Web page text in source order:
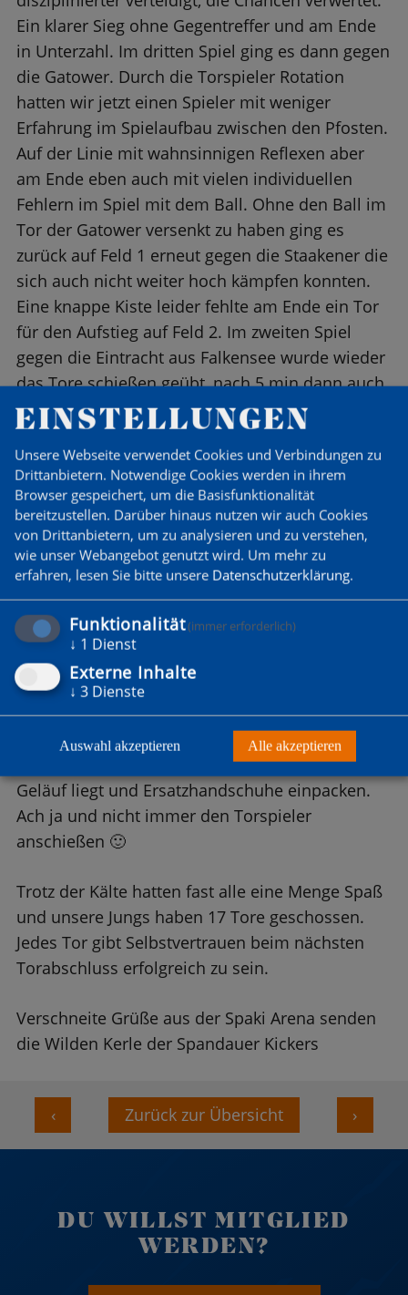
Ein klarer Sieg ohne Gegentreffer und am Ende
in Unterzahl. Im dritten Spiel ging es dann gegen
die Gatower. Durch die Torspieler Rotation
hatten wir jetzt einen Spieler mit weniger
Erfahrung im Spielaufbau zwischen den Pfosten.
Auf der Linie mit wahnsinnigen Reflexen aber
am Ende eben auch mit vielen individuellen
Fehlern im Spiel mit dem Ball. Ohne den Ball im
Tor der Gatower versenkt zu haben ging es
zurück auf Feld 1 erneut gegen die Staakener die
sich auch nicht weiter hoch kämpfen konnten.
Eine knappe Kiste leider fehlte am Ende ein Tor
für den Aufstieg auf Feld 2. Im zweiten Spiel
gegen die Eintracht aus Falkensee wurde wieder
das Tore schießen geübt, nach 5 min dann auch
wieder in Unterzahl. Zum Schluss kam dann der
FSV Bernau auf Feld 2 als Spielpartner. Auch
wieder knapp. Nach dem 0:3 spielten die Jungs
in Überzahl und damit wurde das Spiel
ausgeglichen. Es wurden Chancen kreiert die der
Keeper aus Bernau aber immer wieder
vereitelte. Wir müssen im Training üben wie
man den Torwart nicht immer wieder anschießt
wenn doch das Tor 5m breit ist. Am Ende stand
ein 2:4 in dem für mein Empfinden besten Spiel
unserer Jungs gegen den spielstärksten
Spielpartner an diesem Tag.
Was haben wir heute gelernt? Wasserdichte und
warme Socken anziehen wenn Schnee auf dem
Geläuf liegt und Ersatzhandschuhe einpacken.
Ach ja und nicht immer den Torspieler
anschießen 🙂
Trotz der Kälte hatten fast alle eine Menge Spaß
und unsere Jungs haben 17 Tore geschossen.
Jedes Tor gibt Selbstvertrauen beim nächsten
Torabschluss erfolgreich zu sein.
Verschneite Grüße aus der Spaki Arena senden
die Wilden Kerle der Spandauer Kickers
‹ Zurück zur Übersicht ›
DU WILLST MITGLIED
WERDEN?
EINSTELLUNGEN
Unsere Webseite verwendet Cookies und Verbindungen zu
Drittanbietern. Notwendige Cookies werden in ihrem
Browser gespeichert, um die Basisfunktionalität
bereitzustellen. Darüber hinaus nutzen wir auch Cookies
von Drittanbietern, um zu analysieren und zu verstehen,
wie unser Webangebot genutzt wird. Um mehr zu
erfahren, lesen Sie bitte unsere Datenschutzerklärung.
Funktionalität(immer erforderlich)
↓ 1 Dienst
Externe Inhalte
↓ 3 Dienste
Auswahl akzeptieren Alle akzeptieren